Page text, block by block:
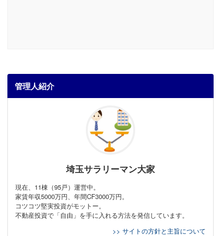
管理人紹介
埼玉サラリーマン大家
現在、11棟（95戸）運営中。
家賃年収5000万円、年間CF3000万円。
コツコツ堅実投資がモットー。
不動産投資で「自由」を手に入れる方法を発信しています。
>> サイトの方針と主旨について